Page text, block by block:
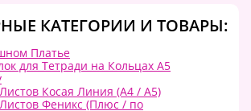
КАТЕГОРИИ И ТОВАРЫ:
Платье
для Тетради на Кольцах А5
Косая Линия (A4 / А5)
Феникс (Плюс / по